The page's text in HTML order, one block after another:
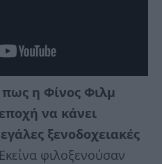
η Φίνος Φιλμ
να κάνει
ξενοδοχειακές
φιλοξενούσαν